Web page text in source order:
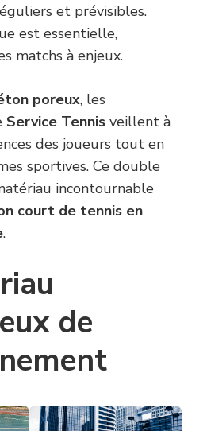
et prévisibles.
est essentielle,
matchs à enjeux.
poreux, les
Service Tennis veillent à
des joueurs tout en
sportives. Ce double
incontournable
court de tennis en
.
de